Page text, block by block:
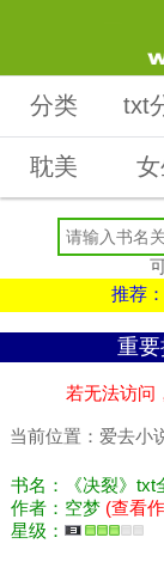
分类 txt
耽美
推荐
重
若无法访问
当前位置： 爱去小
书名：《决裂》txt
作者：空梦 (查看
星级：